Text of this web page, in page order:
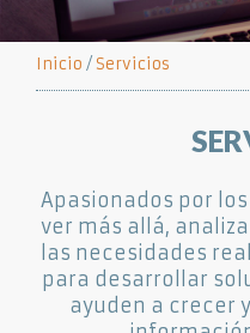
Inicio / Servicios
Apasionados por
ver más allá,
las necesidades
para desarrollar
ayuden a crecer